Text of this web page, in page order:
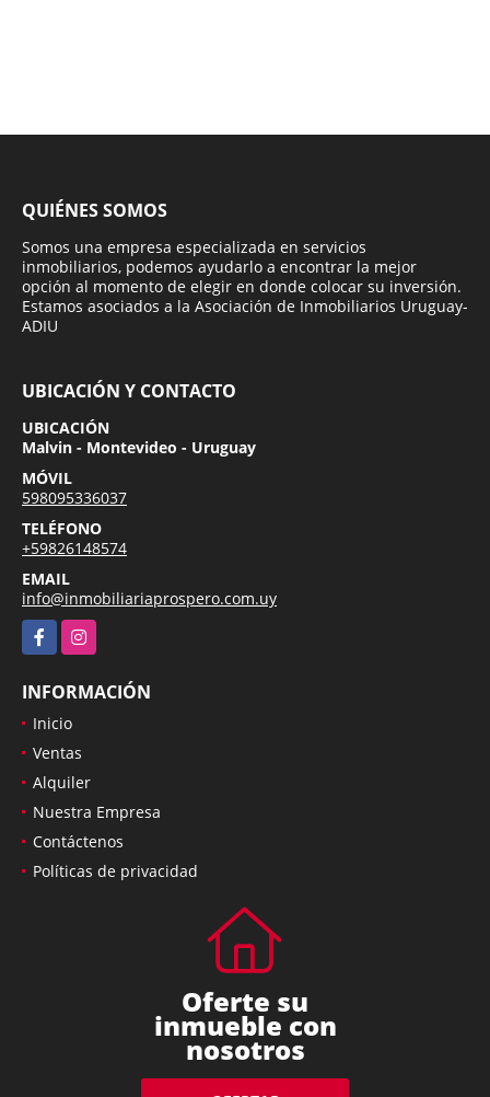
QUIÉNES SOMOS
Somos una empresa especializada en servicios
inmobiliarios, podemos ayudarlo a encontrar la mejor
opción al momento de elegir en donde colocar su inversión.
Estamos asociados a la Asociación de Inmobiliarios Uruguay-
ADIU
UBICACIÓN Y CONTACTO
UBICACIÓN
Malvin - Montevideo - Uruguay
MÓVIL
598095336037
TELÉFONO
+59826148574
EMAIL
info@inmobiliariaprospero.com.uy
FacebookInstagram
INFORMACIÓN
Inicio
Ventas
Alquiler
Nuestra Empresa
Contáctenos
Oferte su
inmueble con
nosotros